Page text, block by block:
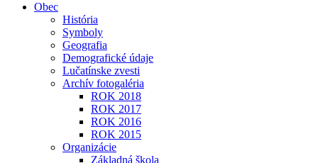
Obec
História
Symboly
Geografia
Demografické údaje
Lučatínske zvesti
Archív fotogaléria
ROK 2018
ROK 2017
ROK 2016
ROK 2015
Organizácie
Základná škola